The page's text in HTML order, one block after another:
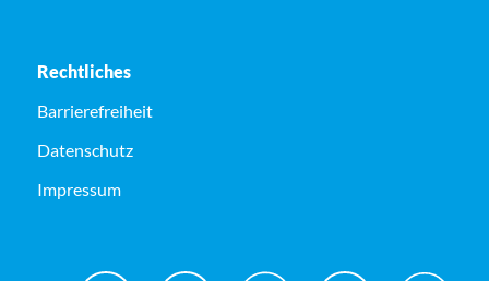
Rechtliches
Barrierefreiheit
Datenschutz
Impressum